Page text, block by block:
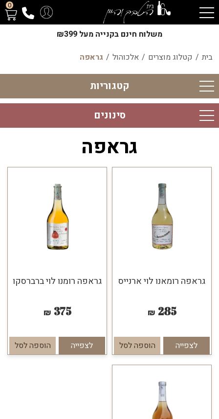
0
משלוח חינם בקנייה מעל ₪399
בית / קטלוג מוצרים / אלכוהול / גראפה
קטגוריות
סינונים
גראפה
גראפה רומאנו לוי ארנייס
285
₪
לצפייה הוספה לסל
גראפה רומנו לוי ברברסקו
375
₪
לצפייה הוספה לסל